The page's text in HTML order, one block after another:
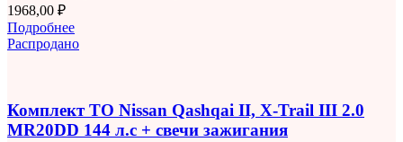
1968,00 ₽
Подробнее
Распродано
Комплект ТО Nissan Qashqai II, X-Trail III 2.0
MR20DD 144 л.с + свечи зажигания